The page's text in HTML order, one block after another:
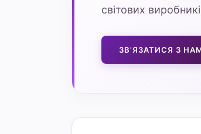
світових
ЗВ'ЯЗАТИСЯ З